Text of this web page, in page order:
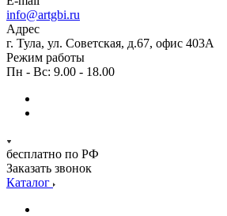
info@artgbi.ru
Адрес
г. Тула, ул. Советская, д.67, офис 403А
Режим работы
Пн - Вс: 9.00 - 18.00
бесплатно по РФ
Заказать звонок
Каталог